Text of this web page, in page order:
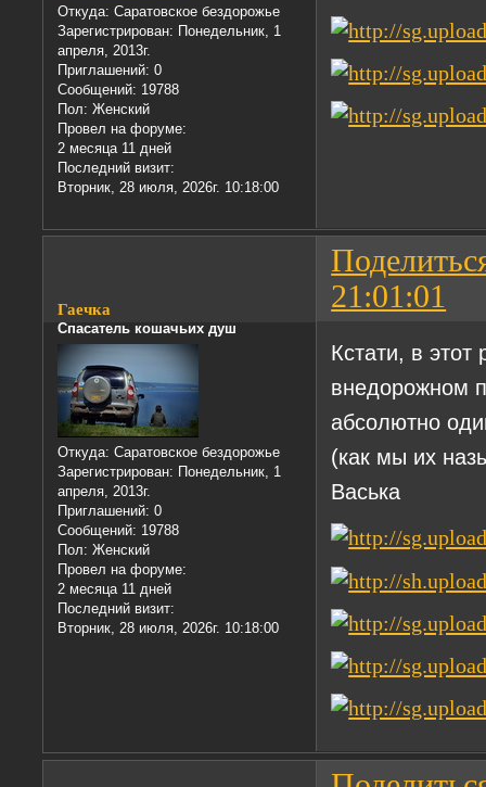
Откуда: Саратовское бездорожье
Зарегистрирован: Понедельник, 1
апреля, 2013г.
Приглашений: 0
Сообщений: 19788
Пол: Женский
Провел на форуме:
2 месяца 11 дней
Последний визит:
Вторник, 28 июля, 2026г. 10:18:00
21:01:01
Гаечка
Спасатель кошачьих душ
Откуда: Саратовское бездорожье
Зарегистрирован: Понедельник, 1
апреля, 2013г.
Приглашений: 0
Сообщений: 19788
Пол: Женский
Провел на форуме:
2 месяца 11 дней
Последний визит:
Вторник, 28 июля, 2026г. 10:18:00
Кстати, в
внедорожном
абсолютно
(как мы их
Васька